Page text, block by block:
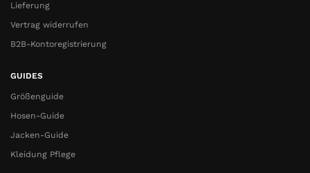
Lieferung
Vertrag widerrufen
B2B-Kontoregistrierung
GUIDES
Größenguide
Hosen-Guide
Jacken-Guide
Kleidung Pflege